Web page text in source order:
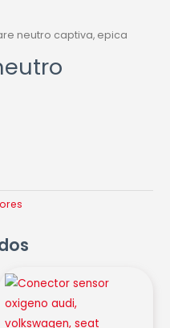
neutro captiva, epica
Conector
sensor
oxigeno